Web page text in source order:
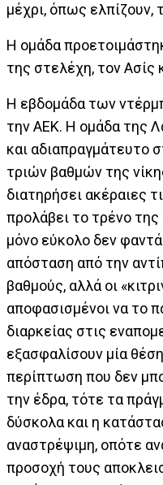
μέχρι, όπως ελπίζουν,
Η ομάδα
της στελέχη, τον Ασίς
Η εβδομάδα των
την ΑΕΚ. H ομάδα της
και αδιαπραγμάτευτο
τριών βαθμών της
διατηρήσει ακέραιες
προλάβει το τρένο της
μόνο εύκολο δεν
απόσταση από την
βαθμούς, αλλά οι
αποφασισμένοι να το
διαρκείας στις
εξασφαλίσουν μία
περίπτωση που δεν
την έδρα, τότε τα
δύσκολα και η
αναστρέψιμη, οπότε
προσοχή τους